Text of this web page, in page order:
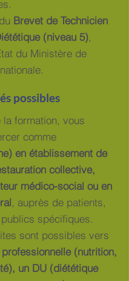
Brevet de Technicien
(niveau 5),
du Ministère de
possibles
la formation, vous
comme
en établissement de
collective,
médico-social ou en
, auprès de patients,
spécifiques.
sont possibles vers
(nutrition,
un DU (diététique